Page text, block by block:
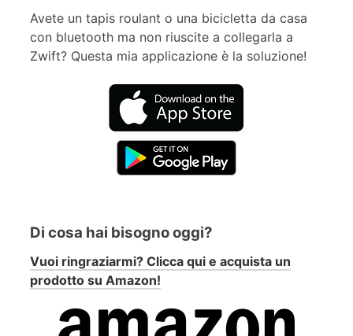
Avete un tapis roulant o una bicicletta da casa
con bluetooth ma non riuscite a collegarla a
Zwift? Questa mia applicazione è la soluzione!
Di cosa hai bisogno oggi?
Vuoi ringraziarmi? Clicca qui e acquista un
prodotto su Amazon!